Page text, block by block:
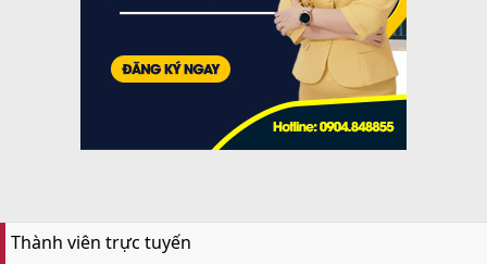
Thành viên trực tuyến